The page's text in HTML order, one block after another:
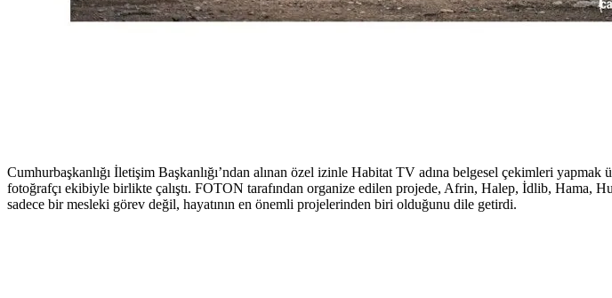
Cumhurbaşkanlığı İletişim Başkanlığı’ndan alınan özel izinle Habitat TV adına belgesel çekimleri
fotoğrafçı ekibiyle birlikte çalıştı. FOTON tarafından organize edilen projede, Afrin, Halep, İdlib, Hama,
sadece bir mesleki görev değil, hayatının en önemli projelerinden biri olduğunu dile getirdi.